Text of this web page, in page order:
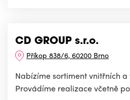
CD GROUP s.r.o.
Příkop 838/6, 60200 Brno
Nabízíme sortiment vnitřních
Provádíme realizace včetně